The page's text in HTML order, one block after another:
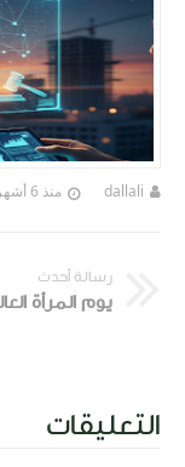
dallali منذ 6 أشهر تقريبا
رسالة أحدث
يوم المرأة
التعليقات